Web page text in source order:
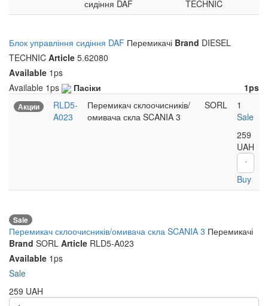
сидіння DAF
TECHNIC
Блок управління сидіння DAF Перемикачі Brand DIESEL
TECHNIC Article 5.62080
Available 1ps
Available 1ps Пасіки 1ps
Акции
RLD5-
A023
Перемикач склоочисників/
омивача скла SCANIA 3
SORL
1
Sale
259
UAH
Buy
Sale
Перемикач склоочисників/омивача скла SCANIA 3 Перемикачі
Brand SORL Article RLD5-A023
Available 1ps
Sale
259 UAH